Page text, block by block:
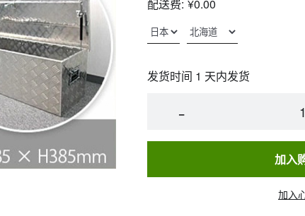
配送费: ¥0.00
发货时间 1 天内发货
−
加入
加入